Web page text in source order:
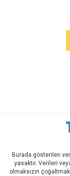
Burada gösterilen
yasaktır. Verileri
olmaksızın